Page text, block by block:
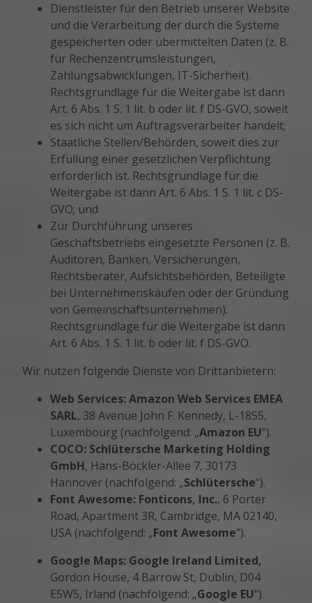
Dienstleister für den Betrieb unserer Website
und die Verarbeitung der durch die Systeme
gespeicherten oder übermittelten Daten (z. B.
für Rechenzentrumsleistungen,
Zahlungsabwicklungen, IT-Sicherheit).
Rechtsgrundlage für die Weitergabe ist dann
Art. 6 Abs. 1 S. 1 lit. b oder lit. f DS-GVO, soweit
es sich nicht um Auftragsverarbeiter handelt;
Staatliche Stellen/Behörden, soweit dies zur
Erfüllung einer gesetzlichen Verpflichtung
erforderlich ist. Rechtsgrundlage für die
Weitergabe ist dann Art. 6 Abs. 1 S. 1 lit. c DS-
GVO; und
Zur Durchführung unseres
Geschäftsbetriebs eingesetzte Personen (z. B.
Auditoren, Banken, Versicherungen,
Rechtsberater, Aufsichtsbehörden, Beteiligte
bei Unternehmenskäufen oder der Gründung
von Gemeinschaftsunternehmen).
Rechtsgrundlage für die Weitergabe ist dann
Art. 6 Abs. 1 S. 1 lit. b oder lit. f DS-GVO.
Wir nutzen folgende Dienste von Drittanbietern:
Web Services: Amazon Web Services EMEA
SARL, 38 Avenue John F. Kennedy, L-1855,
Luxembourg (nachfolgend: „Amazon EU“).
COCO: Schlütersche Marketing Holding
GmbH, Hans-Böckler-Allee 7, 30173
Hannover (nachfolgend: „Schlütersche“).
Font Awesome: Fonticons, Inc., 6 Porter
Road, Apartment 3R, Cambridge, MA 02140,
USA (nachfolgend: „Font Awesome“).
Google Maps: Google Ireland Limited,
Gordon House, 4 Barrow St, Dublin, D04
E5W5, Irland (nachfolgend: „Google EU“).